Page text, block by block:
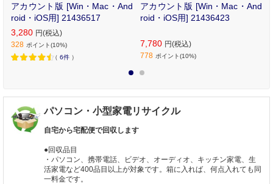
アカウント版 [Win・Mac・And
roid・iOS用] 21436517
3,280 円(税込)
328 ポイント(10%)
（ 6件 ）
アカウント版 [Win・Mac・And
roid・iOS用] 21436423
7,780 円(税込)
778 ポイント(10%)
パソコン・小型家電リサイクル
自宅から宅配便で回収します
●回収品目
・パソコン、携帯電話、ビデオ、オーディオ、キッチン家電、生
活家電など400品目以上が対象です。箱に入れば、何点入れても同
一料金です。